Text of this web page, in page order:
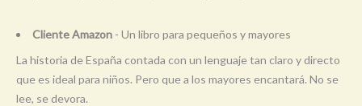
Cliente Amazon - Un libro para pequeños y mayores
La historia de España contada con un lenguaje tan claro y directo
que es ideal para niños. Pero que a los mayores encantará. No se
lee, se devora.